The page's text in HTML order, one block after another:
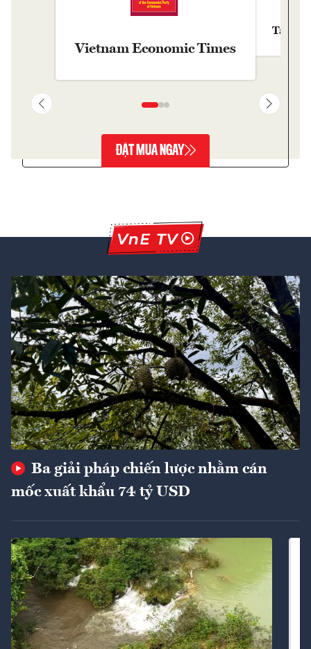
Vietnam Economic Times
Tạp
ĐẶT MUA NGAY
Ba giải pháp chiến lược nhằm cán
mốc xuất khẩu 74 tỷ USD